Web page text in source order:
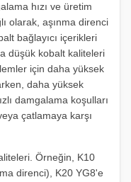
hızı ve üretim
olarak, aşınma direnci
bağlayıcı içerikleri
düşük kobalt kaliteleri
için daha yüksek
daha yüksek
damgalama koşulları
çatlamaya karşı
Örneğin, K10
direnci), K20 YG8'e